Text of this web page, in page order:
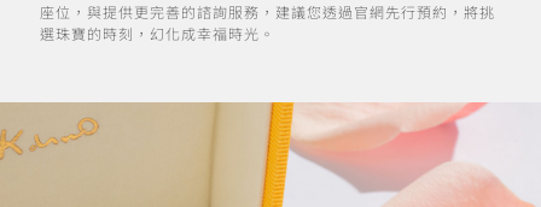
座位，與提供更完善的諮詢服務，建議您透過官網先行預約，將挑
選珠寶的時刻，幻化成幸福時光。